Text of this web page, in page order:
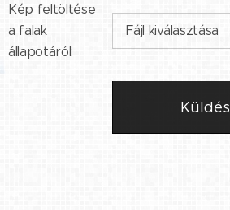
Kép feltöltése
a falak
állapotáról:
Fájl kiválasztása
Küldés